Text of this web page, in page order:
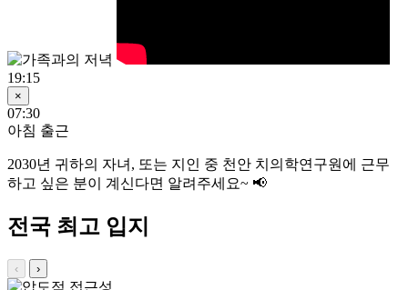
19:15
×
07:30
아침 출근
2030년 귀하의 자녀, 또는 지인 중 천안 치의학연구원에 근무
하고 싶은 분이 계신다면 알려주세요~ 📢
전국 최고 입지
‹ ›